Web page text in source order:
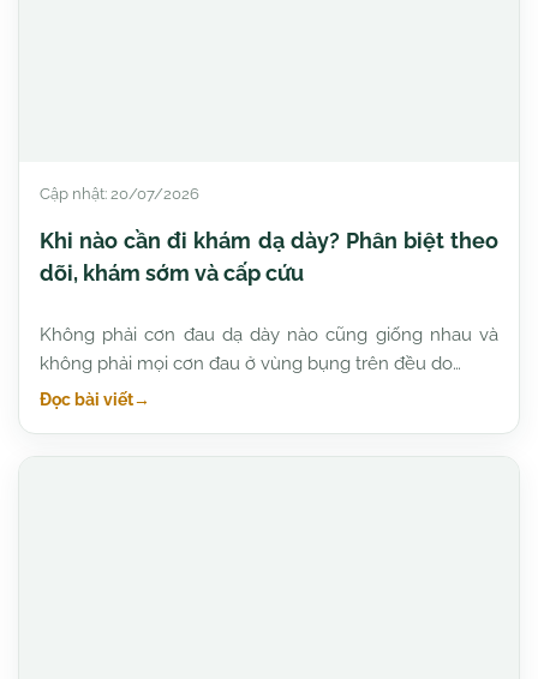
Cập nhật: 20/07/2026
Khi nào cần đi khám dạ dày? Phân biệt theo
dõi, khám sớm và cấp cứu
Không phải cơn đau dạ dày nào cũng giống nhau và
không phải mọi cơn đau ở vùng bụng trên đều do…
Đọc bài viết→